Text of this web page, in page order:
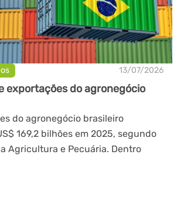
13/07/2026
exportações do agronegócio
do agronegócio brasileiro
169,2 bilhões em 2025, segundo
Agricultura e Pecuária. Dentro